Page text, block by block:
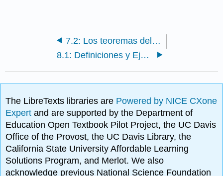
7.2: Los teoremas del isomorfismo
8.1: Definiciones y Ejemplos
The LibreTexts libraries are Powered by NICE CXone
Expertand are supported by the Department of
Education Open Textbook Pilot Project, the UC Davis
Office of the Provost, the UC Davis Library, the
California State University Affordable Learning
Solutions Program, and Merlot. We also
acknowledge previous National Science Foundation